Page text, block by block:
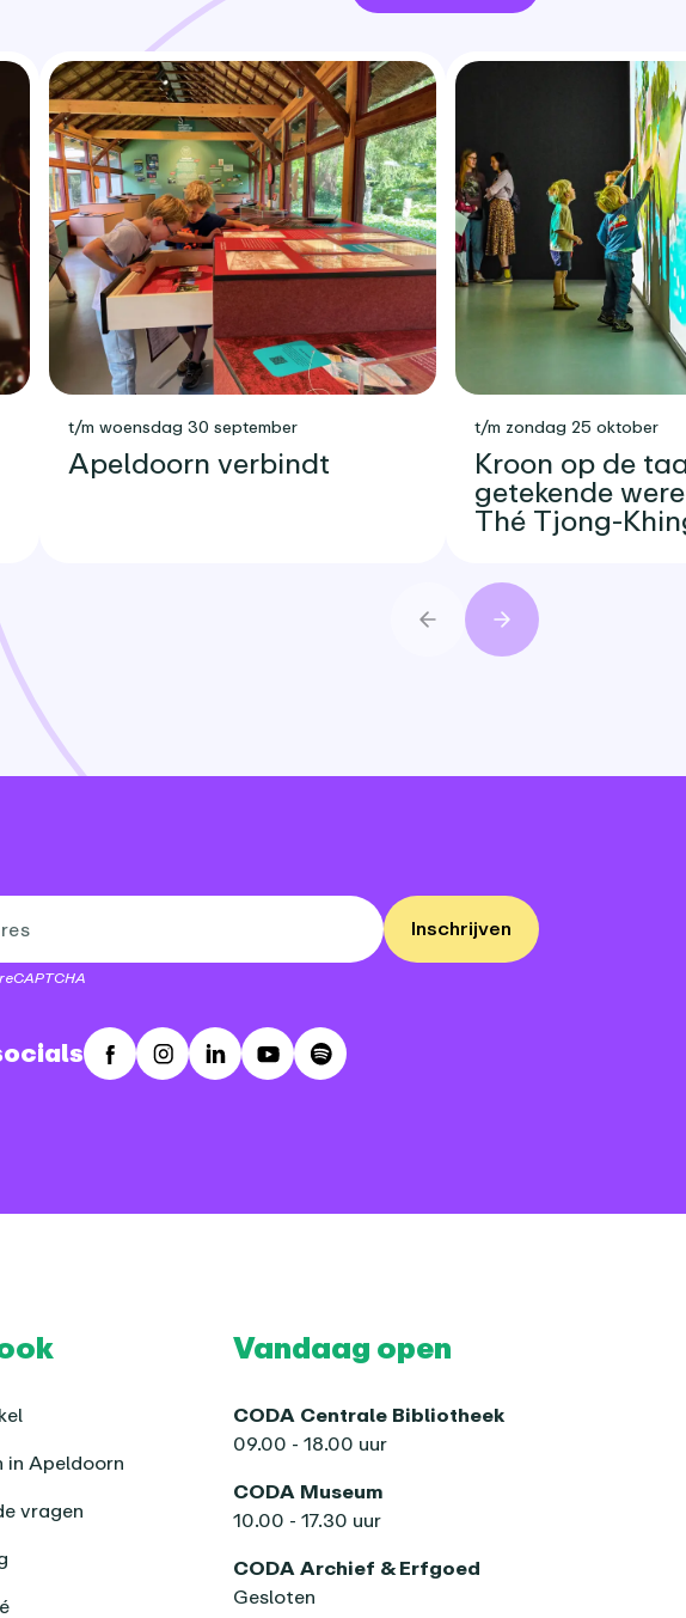
t/m woensdag 30 september
Apeldoorn verbindt
t/m zondag 25 oktober
Kroon op de
getekende
Thé Tjong-
VorigeVolgende
Inschrijven
FacebookInstagram
LinkedInYoutubeSpotify
in Apeldoorn
vragen
Vandaag open
CODA Centrale Bibliotheek
09.00 - 18.00 uur
CODA Museum
10.00 - 17.30 uur
CODA Archief & Erfgoed
Gesloten